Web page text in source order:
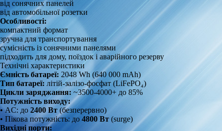
від сонячних панелей
від автомобільної розетки
Особливості:
компактний формат
зручна для транспортування
сумісність із сонячними панелями
підходить для дому, поїздок і аварійного резерву
Технічні характеристики
Ємність батареї: 2048 Wh (640 000 mAh)
Тип батареї: літій-залізо-фосфат (LiFePO₄)
Цикли заряджання: ~3500-4000+ до 85%
Потужність виходу:
• AC: до 2400 Вт (безперервно)
• Пікова потужність: до 4800 Вт (surge)
Вихідні порти: